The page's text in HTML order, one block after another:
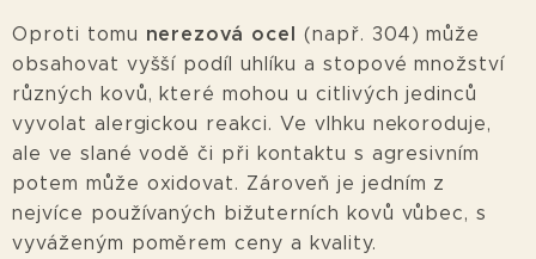
Oproti tomu nerezová ocel (např. 304) může
obsahovat vyšší podíl uhlíku a stopové množství
různých kovů, které mohou u citlivých jedinců
vyvolat alergickou reakci. Ve vlhku nekoroduje,
ale ve slané vodě či při kontaktu s agresivním
potem může oxidovat. Zároveň je jedním z
nejvíce používaných bižuterních kovů vůbec, s
vyváženým poměrem ceny a kvality.